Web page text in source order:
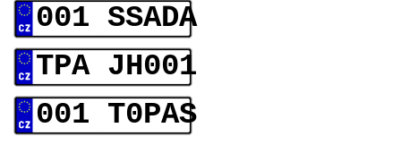
001 SSADA
TPA JH001
001 T0PAS